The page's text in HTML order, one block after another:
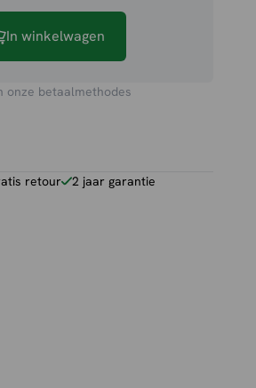
In winkelwagen
onze betaalmethodes
retour 2 jaar garantie